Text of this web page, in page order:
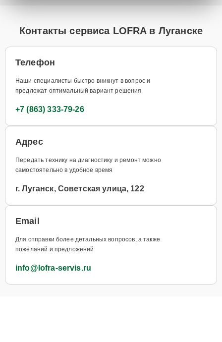
Контакты сервиса LOFRA в Луганске
Телефон
Наши специалисты быстро вникнут в вопрос и
предложат оптимальный вариант решения
+7 (863) 333-79-26
Адрес
Передать технику на диагностику и ремонт можно
самостоятельно в удобное время
г. Луганск, Советская улица, 122
Email
Для отправки более детальных вопросов, а также
пожеланий и предложений
info@lofra-servis.ru